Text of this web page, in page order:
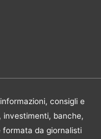
consigli e
investimenti, banche,
formata da giornalisti